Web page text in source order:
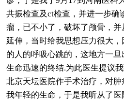
共振检查及ct检查，并进一步确
瘤，已不小了，破坏了颅骨，
延伸，当时给我思想压力很大
的人的呼吸心跳的，这地方一
生命迅速的终结.为此医生提议
北京天坛医院作手术治疗，对
我年轻的生命，于是我听从了医